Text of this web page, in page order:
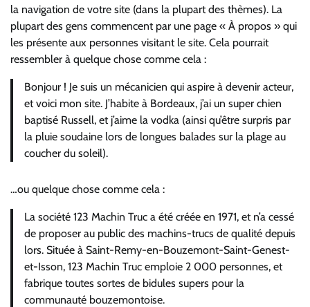
la navigation de votre site (dans la plupart des thèmes). La
plupart des gens commencent par une page « À propos » qui
les présente aux personnes visitant le site. Cela pourrait
ressembler à quelque chose comme cela :
Bonjour ! Je suis un mécanicien qui aspire à devenir acteur,
et voici mon site. J’habite à Bordeaux, j’ai un super chien
baptisé Russell, et j’aime la vodka (ainsi qu’être surpris par
la pluie soudaine lors de longues balades sur la plage au
coucher du soleil).
…ou quelque chose comme cela :
La société 123 Machin Truc a été créée en 1971, et n’a cessé
de proposer au public des machins-trucs de qualité depuis
lors. Située à Saint-Remy-en-Bouzemont-Saint-Genest-
et-Isson, 123 Machin Truc emploie 2 000 personnes, et
fabrique toutes sortes de bidules supers pour la
communauté bouzemontoise.